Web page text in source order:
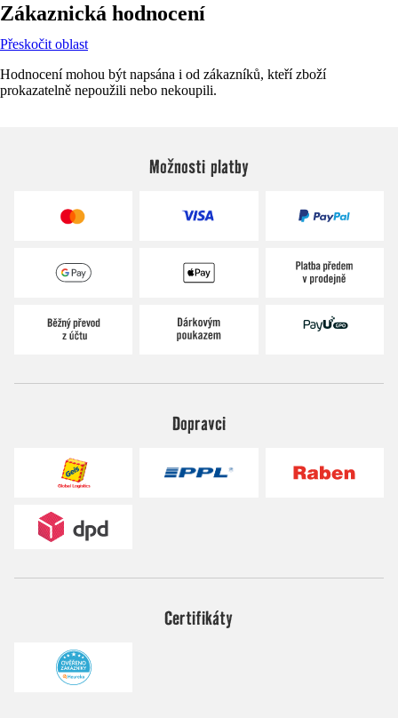
Zákaznická hodnocení
Přeskočit oblast
Hodnocení mohou být napsána i od zákazníků, kteří zboží
prokazatelně nepoužili nebo nekoupili.
Možnosti platby
Dopravci
Certifikáty